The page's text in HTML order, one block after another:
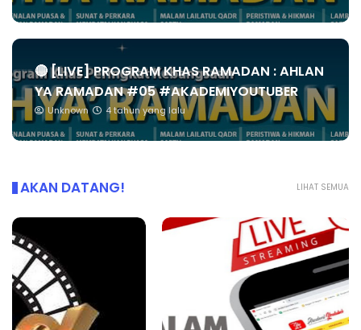
🔴 [LIVE] PROGRAM KHAS RAMADAN : AHLAN
YA RAMADAN #05 #AKADEMIYOUTUBER
Unknown 4 tahun yang lalu
LIHAT SEMUA
AKAN DATANG!